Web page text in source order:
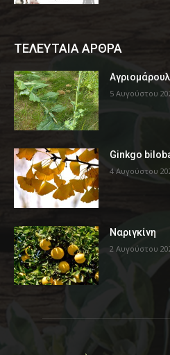
ΤΕΛΕΥΤΑΙΑ ΑΡΘΡΑ
5 Αυγούστου
Ginkgo
4 Αυγούστου
Ναριγκίνη
2 Αυγούστου